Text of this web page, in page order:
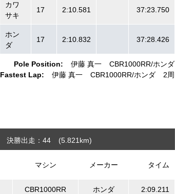
Pole Position: 伊藤 真一 CBR1000RR ホンダ
Fastest Lap:
伊藤 真一 CBR1000RR ホンダ 2周
カワ
サキ
17 2:10.581 37:23.750
ホン
ダ
17 2:10.832 37:28.426
決勝出走：44 (5.821 km)
マシン メーカー タイム
CBR1000RR ホンダ 2:09.211